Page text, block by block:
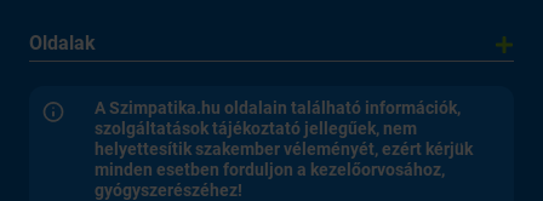
Oldalak
A Szimpatika.hu oldalain található információk,
szolgáltatások tájékoztató jellegűek, nem
helyettesítik szakember véleményét, ezért kérjük
minden esetben forduljon a kezelőorvosához,
gyógyszerészéhez!